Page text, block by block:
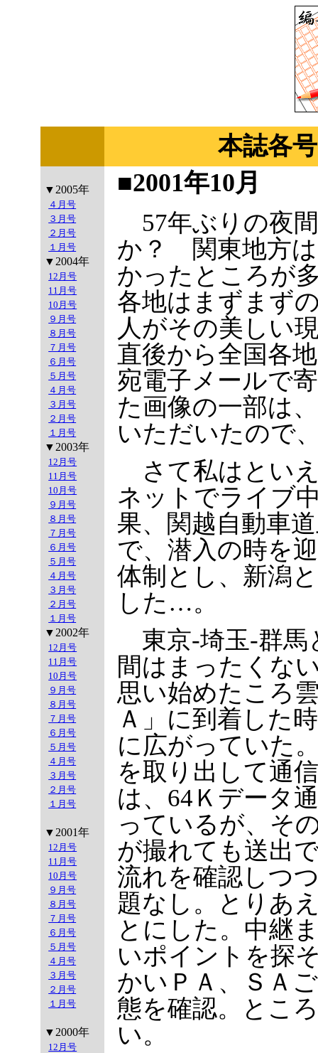
本誌各
▼2005年
４月号
３月号
２月号
１月号
▼2004年
12月号
11月号
10月号
９月号
８月号
７月号
６月号
５月号
４月号
３月号
２月号
１月号
▼2003年
12月号
11月号
10月号
９月号
８月号
７月号
６月号
５月号
４月号
３月号
２月号
１月号
▼2002年
12月号
11月号
10月号
９月号
８月号
７月号
６月号
５月号
４月号
３月号
２月号
１月号
▼2001年
12月号
11月号
10月号
９月号
８月号
７月号
６月号
５月号
４月号
３月号
２月号
１月号
▼2000年
12月号
■2001年10月
57年ぶりの夜
か？ 関東地方は
かったところが
各地はまずまず
人がその美しい
直後から全国各
宛電子メールで
た画像の一部は
いただいたので
さて私はとい
ネットでライブ
果、関越自動車
で、潜入の時を
体制とし、新潟
した…。
東京-埼玉-群馬
間はまったくな
思い始めたころ
Ａ」に到着した
に広がっていた
を取り出して通
は、64Ｋデータ
っているが、そ
が撮れても送出
流れを確認しつ
題なし。とりあ
とにした。中継
いポイントを探
かいＰＡ、ＳＡ
態を確認。とこ
い。